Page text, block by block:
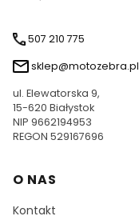
507 210 775
sklep@motozebra.pl
ul. Elewatorska 9,
15-620 Białystok
NIP 9662194953
REGON 529167696
Linki w stopce
O NAS
Kontakt